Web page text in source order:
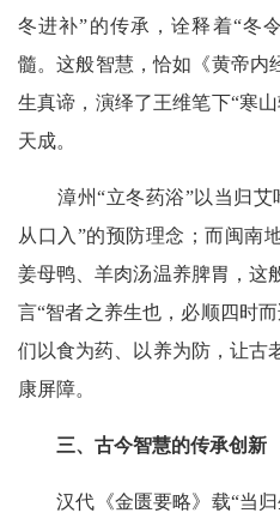
冬进补”的传承，诠释着“冬
髓。这般智慧，恰如《黄帝内
生真谛，演绎了王维笔下“寒
天成。
漳州“立冬药浴”以当归艾
从口入”的预防理念；而闽南
姜母鸭、羊肉汤温养脾胃，这
言“智者之养生也，必顺四时
们以食为药、以养为防，让古
康屏障。
三、古今智慧的传承创新
汉代《金匮要略》载“当归